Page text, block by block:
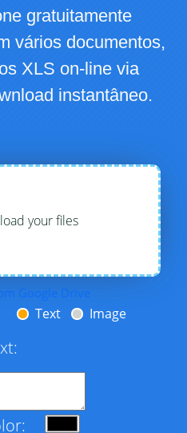
gratuitamente
vários documentos,
XLS on-line via
instantâneo.